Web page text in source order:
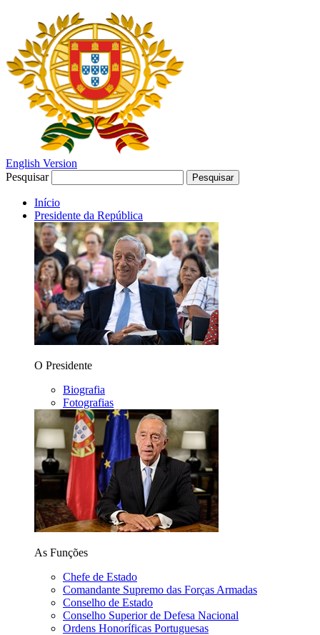
English Version
Pesquisar
Pesquisar
Início
Presidente da República
O Presidente
Biografia
Fotografias
As Funções
Chefe de Estado
Comandante Supremo das Forças Armadas
Conselho de Estado
Conselho Superior de Defesa Nacional
Ordens Honoríficas Portuguesas